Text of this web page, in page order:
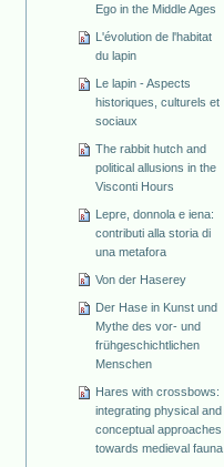
Ego in the Middle Ages
L'évolution de l'habitat
du lapin
Le lapin - Aspects
historiques, culturels et
sociaux
The rabbit hutch and
political allusions in the
Visconti Hours
Lepre, donnola e iena:
contributi alla storia di
una metafora
Von der Haserey
Der Hase in Kunst und
Mythe des vor- und
frühgeschichtlichen
Menschen
Hares with crossbows:
integrating physical and
conceptual approaches
towards medieval fauna